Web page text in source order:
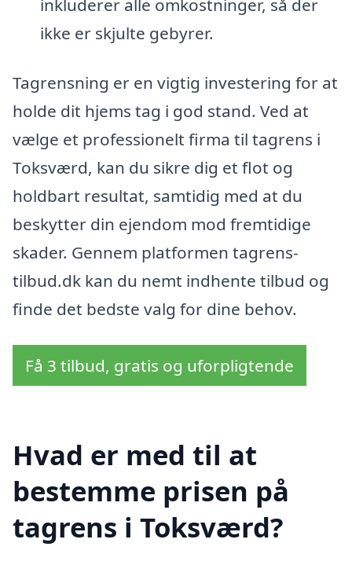
inkluderer alle omkostninger, så der
ikke er skjulte gebyrer.
Tagrensning er en vigtig investering for at
holde dit hjems tag i god stand. Ved at
vælge et professionelt firma til tagrens i
Toksværd, kan du sikre dig et flot og
holdbart resultat, samtidig med at du
beskytter din ejendom mod fremtidige
skader. Gennem platformen tagrens-
tilbud.dk kan du nemt indhente tilbud og
finde det bedste valg for dine behov.
Få 3 tilbud, gratis og uforpligtende
Hvad er med til at
bestemme prisen på
tagrens i Toksværd?